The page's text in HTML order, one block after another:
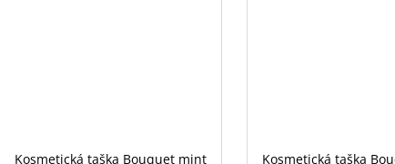
Kosmetická taška Bouquet mint
Kosmetická taška